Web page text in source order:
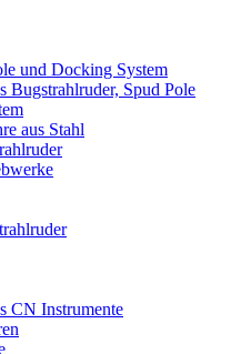
und Docking System
Bugstrahlruder, Spud Pole
aus Stahl
CN Instrumente